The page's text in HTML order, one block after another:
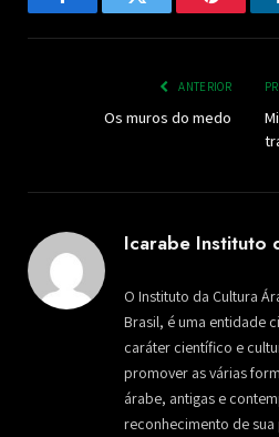
FacebookTwitter Pinterest
ANTERIOR
Os muros do medo
Icarabe Instituto
O Instituto da Cultura
Brasil, é uma entidade
caráter científico e
promover as várias
árabe, antigas e
reconhecimento de